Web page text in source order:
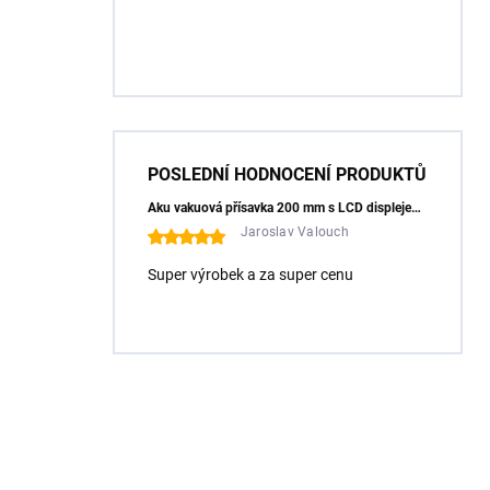
POSLEDNÍ HODNOCENÍ PRODUKTŮ
Aku vakuová přísavka 200 mm s LCD displejem (150 kg) - HÖGERT HT3B355
Jaroslav Valouch
Super výrobek a za super cenu